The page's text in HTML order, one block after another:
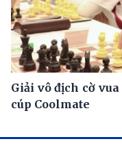
Giải vô địch cờ
cúp Coolmate